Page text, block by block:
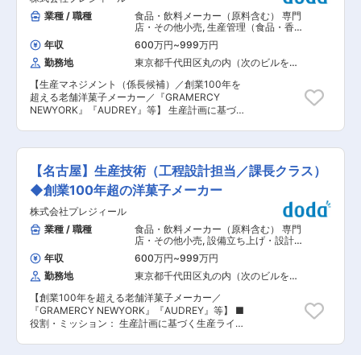
けでなく、ふじっ子煮の「パチっとカップ」や豆
小鉢やおばんざい小鉢など、個食食べきりの「小
鉢」シリーズなど容器包装の革新でライフスタイ
ルの変化に対応し、常にお客様の生活に寄り添っ
てまいりました。 今後は、昆布と豆のトップクラ
スメーカーとして昆布と豆の価値を追究すること
に加え、新しい食領域への事業拡張や海外をはじ
めとする新市場の開拓に挑戦してまいります。 ま
た、SDGsをはじめとする社会的課題の解決に貢
り、事業活動と社会的課題の解決を両輪として、
フジッコならではのアプローチで持続可能な社会
の定める業務
積み、スキルに磨きをかけたい方 ・新ブランドや
新工場の立ち上げといった、会社のさらなる拡大
フェーズに携わりたい方 ■当社について：
『GRAMERCY NEWYORK（グラマシーニューヨ
ーク）』『FOUNDRY（ファウンドリー）』
『AUDREY（オードリー）』『Tartine（タルティ
ン）』『Sabrina（サブリナ）』など、5つの個性
的なオリジナルブランを展開し、全国に50の店舗
を構える当社は、創業100年以上の老舗企業なが
ら変化変革を受け入れ加速度的な成長を続けてい
業種 / 職種
食品・飲料メーカー（原料含む） 専門
店・その他小売, 生産管理（食品・香
料・飼料） 製造・生産オペレーター
（食品・香料・飼料）
年収 600万円~999万円
勤務地
東京都千代田区丸の内（次のビルを除
【生産マネジメント（係長候補）／創業100年を
超える老舗洋菓子メーカー／『GRAMERCY
NEWYORK』『AUDREY』等】 生産計画に基づく
員計画とその実行（採用・教育）についてもお任
せいたします。 ◆具体的な業務内容： QCD（品
質、コスト、納期）の要求を満たすレイアウト、
現場での制生産管理（トラブル対応含む）、設備
（メンテナンスもしくは新規導入提案）、情報の
流れやコミュニケーションプラン、人材教育など
を、担当ラインのみならず前後の工程と連携しな
がら企画・実行・管理監督をしていただきます。
◆組織： 各工場は数百名〜の規模となります。数
十のラインがあり、焼き菓子、生菓子、包装ライ
ン、梱包ラインなどがあります。 ◆入社後：生産
現場を一通り経験した上で、現在の表出している
課題解決に取り組んでいただきます。 ■当社につ
いて： 『GRAMERCY NEWYORK（グラマシーニ
ューヨーク）』『FOUNDRY（ファウンドリ
ー）』『AUDREY（オードリー）』『Tartine（タ
【名古屋】生産技術（工程設計担当／課長クラス）
◆創業100年超の洋菓子メーカー
株式会社プレジィール
業種 / 職種
食品・飲料メーカー（原料含む） 専門
店・その他小売, 設備立ち上げ・設計
（機械設計） 製造プロセス開発・工法
開発（食品・飲料プラント）
年収 600万円~999万円
勤務地
東京都千代田区丸の内（次のビルを除
【創業100年を超える老舗洋菓子メーカー／
『GRAMERCY NEWYORK』『AUDREY』等】 ■
役割・ミッション： 生産計画に基づく生産ライン